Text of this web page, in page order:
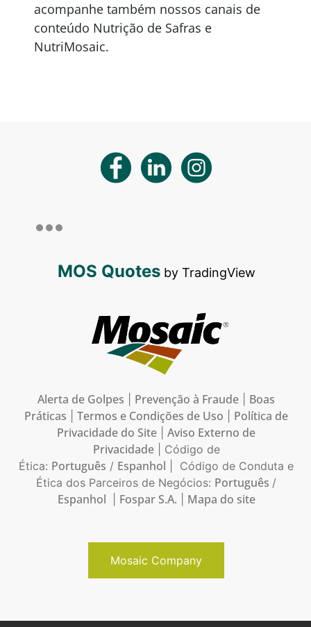
acompanhe também nossos canais de
conteúdo Nutrição de Safras e
NutriMosaic.
MOS Quotesby TradingView
Alerta de Golpes Prevenção à Fraude
Boas
Práticas
Termos e Condições de Uso
Política de
Privacidade do Site
Aviso Externo de
Privacidade| Código de
Ética: Português / Espanhol | Código de Conduta e
Ética dos Parceiros de Negócios: Português /
Espanhol Fospar S.A. Mapa do site
Mosaic Company